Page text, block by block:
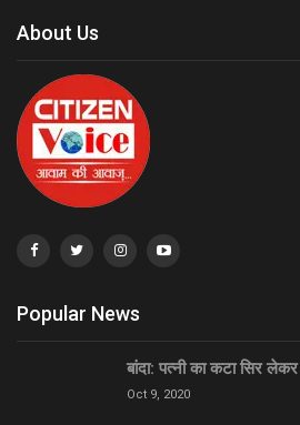
About Us
Popular News
बांदा: पत्नी का कटा सिर
Oct 9, 2020